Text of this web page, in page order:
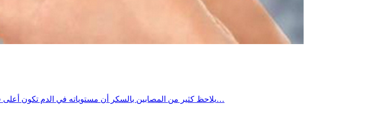
يلاحظ كثير من المصابين بالسكر أن مستوياته في الدم تكون أعلى في الصباح مقارنة ببقية أوقات اليوم، ويعود ذلك غالبًا إلى ما يُعرف بـ”ظاهرة الفجر”، حيث يؤدي…